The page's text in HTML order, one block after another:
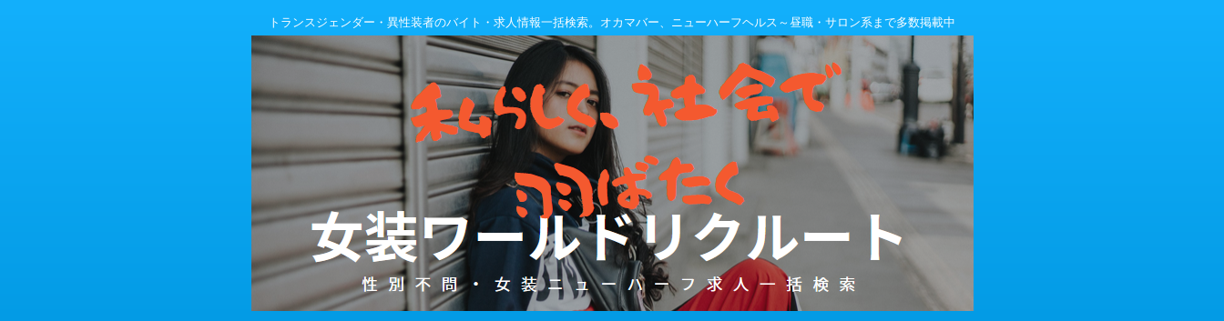
トランスジェンダー・異性装者のバイト・求人情報一括検索。オカマバー、ニューハーフヘルス～昼職・サロン系まで多数掲載中